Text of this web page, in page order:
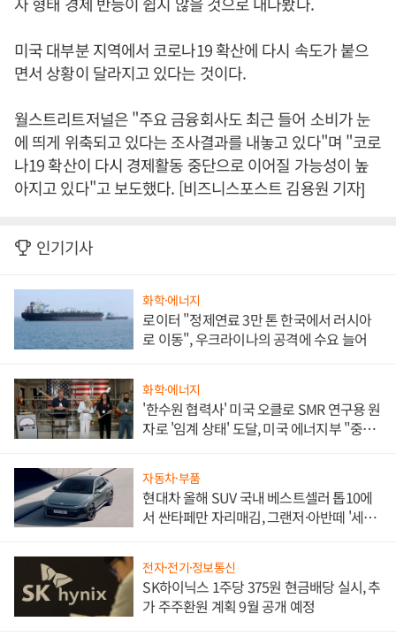
미국 대부분 지역에서 코로나19 확산에 다시 속도가 붙으
면서 상황이 달라지고 있다는 것이다.
월스트리트저널은 "주요 금융회사도 최근 들어 소비가 눈
에 띄게 위축되고 있다는 조사결과를 내놓고 있다"며 "코로
나19 확산이 다시 경제활동 중단으로 이어질 가능성이 높
아지고 있다"고 보도했다. [비즈니스포스트 김용원 기자]
인기기사
화학·에너지
로이터 "정제연료 3만 톤 한국에서 러시아
로 이동", 우크라이나의 공격에 수요 늘어
화학·에너지
'한수원 협력사' 미국 오클로 SMR 연구용 원
자로 '임계 상태' 도달, 미국 에너지부 "중요
자동차·부품
현대차 올해 SUV 국내 베스트셀러 톱10에
서 싼타페만 자리매김, 그랜저·아반떼 '세단
전자·전기·정보통신
SK하이닉스 1주당 375원 현금배당 실시, 추
가 주주환원 계획 9월 공개 예정